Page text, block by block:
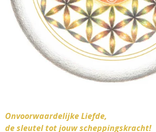
Onvoorwaardelijke Liefde,
de sleutel tot jouw scheppingskracht!